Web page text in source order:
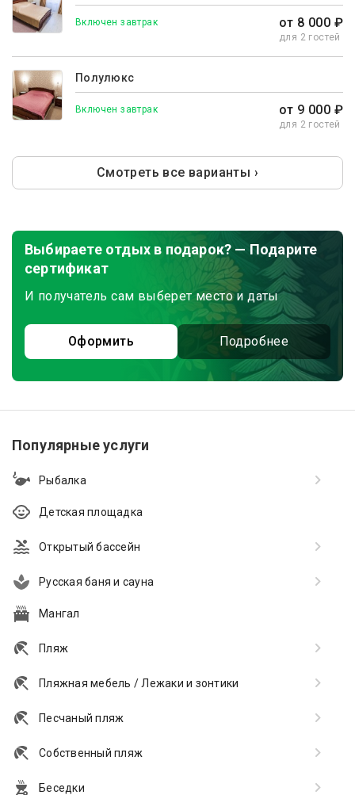
Включен завтрак от 8 000 ₽
для 2 гостей
Полулюкс
Включен завтрак от 9 000 ₽
для 2 гостей
Смотреть все варианты ›
Выбираете отдых в подарок? — Подарите
сертификат
И получатель сам выберет место и даты
Оформить Подробнее
Популярные услуги
Рыбалка
Детская площадка
Открытый бассейн
Русская баня и сауна
Мангал
Пляж
Пляжная мебель / Лежаки и зонтики
Песчаный пляж
Собственный пляж
Беседки